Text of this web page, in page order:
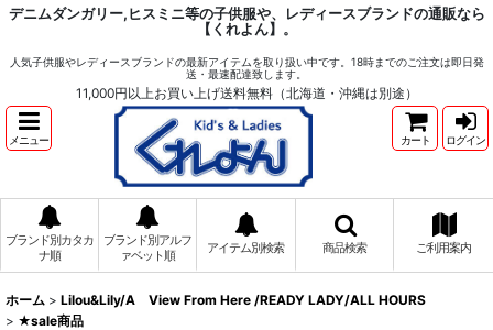
デニムダンガリー,ヒスミニ等の子供服や、レディースブランドの通販なら
【くれよん】。
人気子供服やレディースブランドの最新アイテムを取り扱い中です。18時までのご注文は即日発
送・最速配達致します。
11,000円以上お買い上げ送料無料（北海道・沖縄は別途）
メニュー カート ログイン
ブランド別カタカ
ナ順
ブランド別アルフ
ァベット順
アイテム別検索 商品検索 ご利用案内
ホーム > Lilou&Lily/A View From Here /READY LADY/ALL HOURS
> ★sale商品